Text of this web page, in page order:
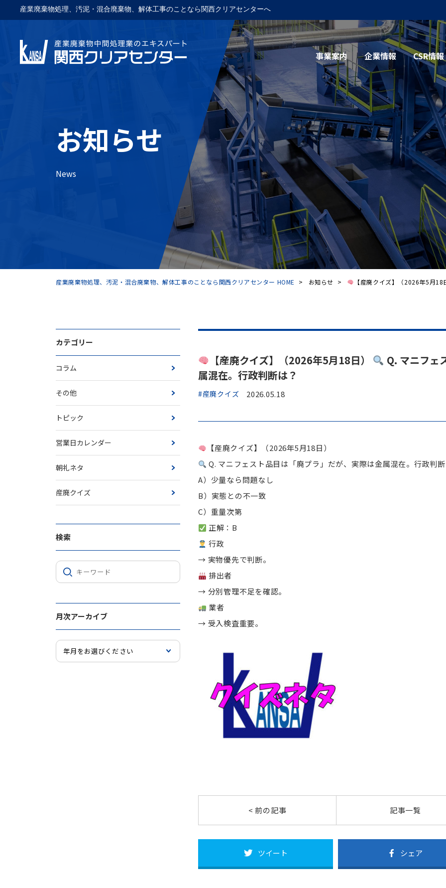
産業廃棄物処理、汚泥・混合廃棄物、解体工事のことなら関西クリアセンターへ
事業案内 企業情報 CSR情報
お知らせ
News
産業廃棄物処理、汚泥・混合廃棄物、解体工事のことなら関西クリアセンター HOME > お知らせ > 【産廃クイズ】（2026年5月18
カテゴリー
コラム
その他
トピック
営業日カレンダー
朝礼ネタ
産廃クイズ
検索
月次アーカイブ
【産廃クイズ】（2026年5月18日）
Q. マニフェ
属混在。行政判断は？
#産廃クイズ 2026.05.18
【産廃クイズ】（2026年5月18日）
Q. マニフェスト品目は「廃プラ」だが、実際は金属混在。行政判
A）少量なら問題なし
B）実態との不一致
C）重量次第
正解：B
行政
→ 実物優先で判断。
排出者
→ 分別管理不足を確認。
業者
→ 受入検査重要。
< 前の記事 記事一覧
ツイート シェア